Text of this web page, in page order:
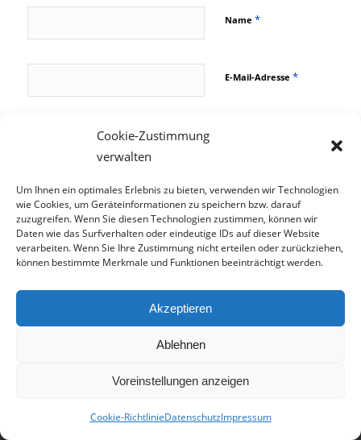
Cookie-Zustimmung
verwalten
Um Ihnen ein optimales Erlebnis zu bieten, verwenden wir Technologien
wie Cookies, um Geräteinformationen zu speichern bzw. darauf
zuzugreifen. Wenn Sie diesen Technologien zustimmen, können wir
Daten wie das Surfverhalten oder eindeutige IDs auf dieser Website
verarbeiten. Wenn Sie Ihre Zustimmung nicht erteilen oder zurückziehen,
können bestimmte Merkmale und Funktionen beeinträchtigt werden.
Akzeptieren
Ablehnen
Voreinstellungen anzeigen
Cookie-RichtlinieDatenschutzImpressum
Name *
E-Mail-Adresse *
Name, E-Mail-Adresse
und Website in diesem
Browser für meinen
nächsten Kommentar
speichern.
Impressum Fotonachweis
Absturzsicherung für Fenster und Einbruchschutz
Spannwerkzeuge
Terrassendielen